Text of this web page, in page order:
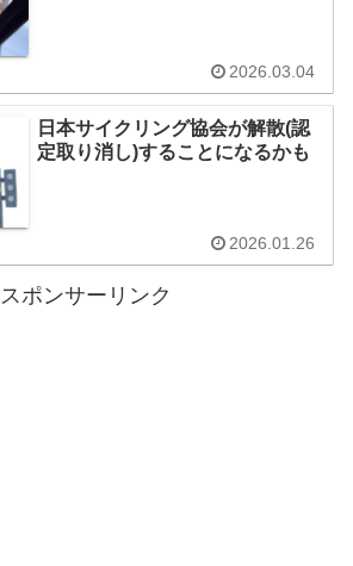
2026.03.04
日本サイクリング協会が解散(認
定取り消し)することになるかも
2026.01.26
スポンサーリンク